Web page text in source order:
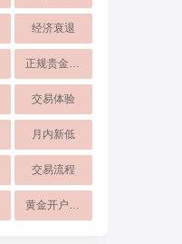
经济衰退
正规贵金属平台
交易体验
月内新低
交易流程
黄金开户平台